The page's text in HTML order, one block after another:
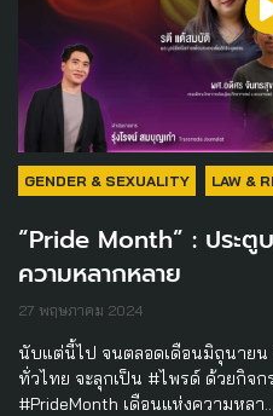
GENDER & SEXUALITY LAW &
“Pride Month” : ประตู
ความหลากหลาย
27 พฤษภาคม 2024
นับแต่นี้ไป จนตลอดเดือนมิถุนายน
ทั่วไทย จะลุกเป็น #ไพรด์ ด้วยกิจ
#PrideMonth เดือนแห่งความหลา…